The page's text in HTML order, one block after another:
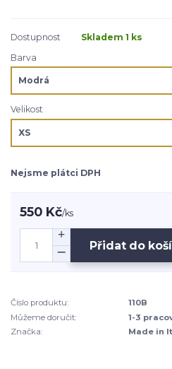
Dostupnost
Skladem 1 ks
Barva
Velikost
Nejsme plátci DPH
550 Kč/ks
Přidat do
Číslo produktu:
110B
Můžeme doručit:
1-3
Značka:
Made in